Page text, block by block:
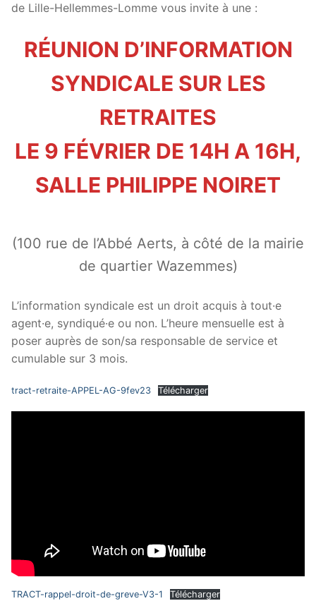
de Lille-Hellemmes-Lomme vous invite à une :
RÉUNION D’INFORMATION
SYNDICALE SUR LES
RETRAITES
LE 9 FÉVRIER DE 14H A 16H,
SALLE PHILIPPE NOIRET
(100 rue de l’Abbé Aerts, à côté de la mairie
de quartier Wazemmes)
L’information syndicale est un droit acquis à tout·e
agent·e, syndiqué·e ou non. L’heure mensuelle est à
poser auprès de son/sa responsable de service et
cumulable sur 3 mois.
tract-retraite-APPEL-AG-9fev23 Télécharger
TRACT-rappel-droit-de-greve-V3-1 Télécharger